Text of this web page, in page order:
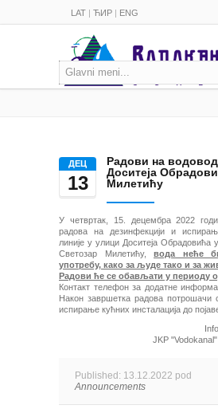
LAT | ЋИР | ENG
Glavni meni...
ДЕЦ
13
Радови на
Доситеја
Милетићу
У четвртак, 15. децембра 2022
радова на дезинфекцији и
линије у улици Доситеја
Светозар Милетићу, вода неће
употребу, како за људе тако и за
Радови ће се обављати у периоду
Контакт телефон за додатне
Након завршетка радова
испирање кућних инсталација до
JKP
Published: 13.12.2022 pod
Announcements